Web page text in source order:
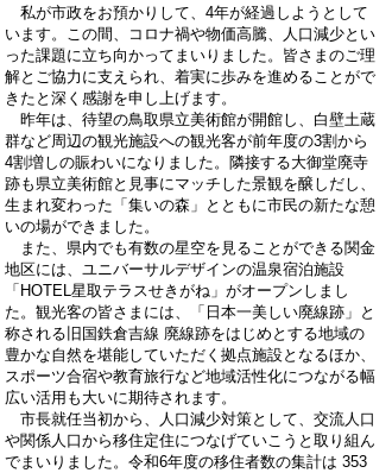
私が市政をお預かりして、4年が経過しようとして
います。この間、コロナ禍や物価高騰、人口減少とい
った課題に立ち向かってまいりました。皆さまのご理
解とご協力に支えられ、着実に歩みを進めることがで
きたと深く感謝を申し上げます。
昨年は、待望の鳥取県立美術館が開館し、白壁土蔵
群など周辺の観光施設への観光客が前年度の3割から
4割増しの賑わいになりました。隣接する大御堂廃寺
跡も県立美術館と見事にマッチした景観を醸しだし、
生まれ変わった「集いの森」とともに市民の新たな憩
いの場ができました。
また、県内でも有数の星空を見ることができる関金
地区には、ユニバーサルデザインの温泉宿泊施設
「HOTEL星取テラスせきがね」がオープンしまし
た。観光客の皆さまには、「日本一美しい廃線跡」と
称される旧国鉄倉吉線 廃線跡をはじめとする地域の
豊かな自然を堪能していただく拠点施設となるほか、
スポーツ合宿や教育旅行など地域活性化につながる幅
広い活用も大いに期待されます。
市長就任当初から、人口減少対策として、交流人口
や関係人口から移住定住につなげていこうと取り組ん
でまいりました。令和6年度の移住者数の集計は 353